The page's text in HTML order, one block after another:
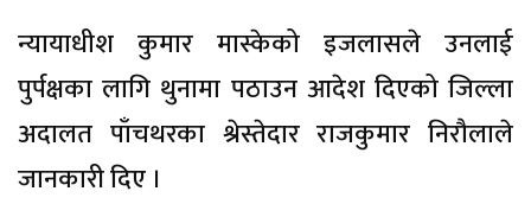
न्यायाधीश कुमार मास्केको इजलासले उनलाई
पुर्पक्षका लागि थुनामा पठाउन आदेश दिएको जिल्ला
अदालत पाँचथरका श्रेस्तेदार राजकुमार निरौलाले
जानकारी दिए ।